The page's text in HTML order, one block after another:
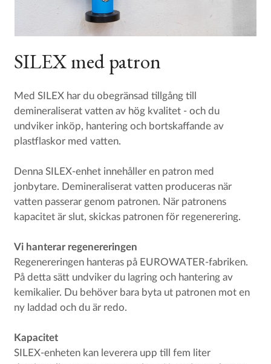
SILEX med patron
Med SILEX har du obegränsad tillgång till
demineraliserat vatten av hög kvalitet - och du
undviker inköp, hantering och bortskaffande av
plastflaskor med vatten.
Denna SILEX-enhet innehåller en patron med
jonbytare. Demineraliserat vatten produceras när
vatten passerar genom patronen. När patronens
kapacitet är slut, skickas patronen för regenerering.
Vi hanterar regenereringen
Regenereringen hanteras på EUROWATER-fabriken.
På detta sätt undviker du lagring och hantering av
kemikalier. Du behöver bara byta ut patronen mot en
ny laddad och du är redo.
Kapacitet
SILEX-enheten kan leverera upp till fem liter